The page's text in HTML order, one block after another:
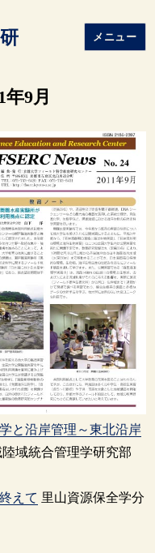
メニュー
9月
と沿岸管理～東北沿岸
域統合管理学研究部
えて 里山資源保全学分